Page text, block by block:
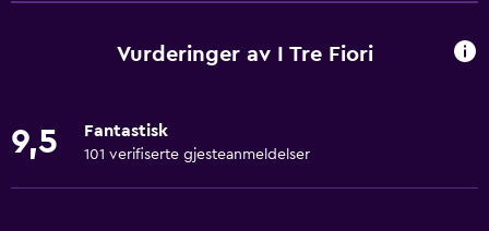
Gratis WiFi
Brannslukkingsapparat
Vurderinger av I Tre Fiori
9,5 Fantastisk
101 verifiserte gjesteanmeldelser